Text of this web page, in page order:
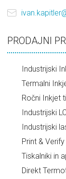
PRODAJNI
Industrijski
Termalni
Ročni Inkjet
Industrijski
Industrijski
Print &
Tiskalniki in
Direkt